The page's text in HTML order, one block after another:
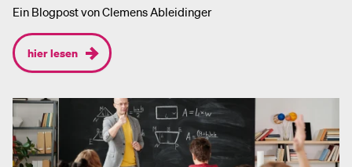
Ein Blogpost von Clemens Ableidinger
hier lesen